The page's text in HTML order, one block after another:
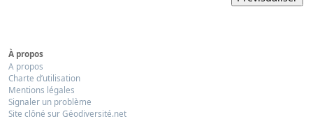
À propos
A propos
Charte d’utilisation
Mentions légales
Signaler un problème
Site clôné sur Géodiversité.net